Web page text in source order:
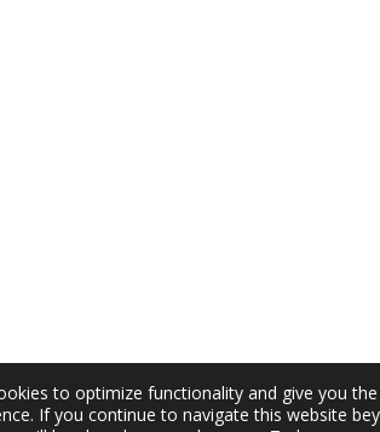
to optimize functionality and give you
If you continue to navigate this website